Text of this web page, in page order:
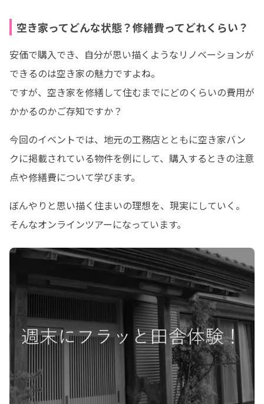
空き家ってどんな状態？修繕費ってどれくらい？
安価で購入でき、自分が思い描くようなリノベーションが
できるのは空き家の魅力ですよね。
ですが、空き家を修繕して住むまでにどのくらいの費用が
かかるのかご存知ですか？
今回のイベントでは、地元の工務店とともに空き家バン
クに掲載されている物件を例にして、購入するときの注意
点や修繕費について学びます。
ぼんやりと思い描く住まいの理想を、現実にしていく。
そんなオンラインツアーになっています。